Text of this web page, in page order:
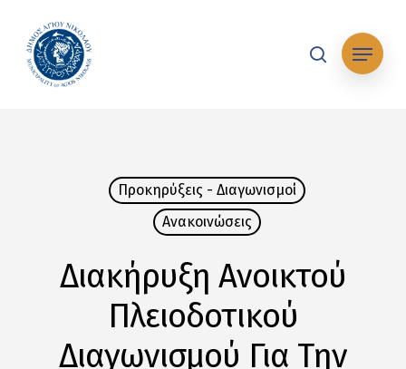
main
content
searchΜενού
Προκηρύξεις - Διαγωνισμοί
Ανακοινώσεις
Διακήρυξη Ανοικτού
Πλειοδοτικού
Διαγωνισμού Για Την